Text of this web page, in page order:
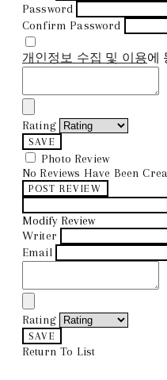
Password
Confirm Password
개인정보 수집 및 이용에
Rating
SAVE
Photo Review
No Reviews Have Been
POST REVIEW
Modify Review
Writer
Email
Rating
SAVE
Return To List